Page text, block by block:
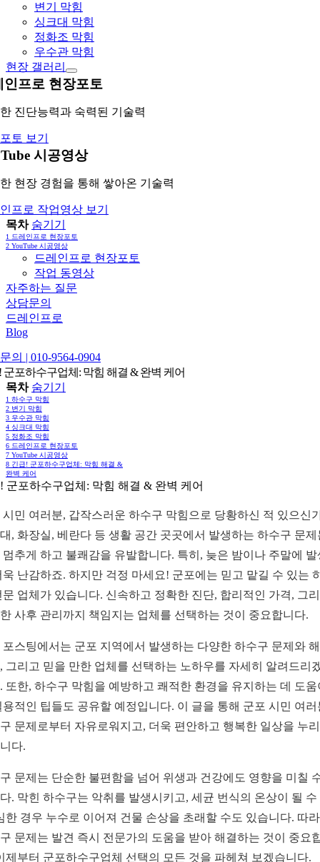
변기 막힘
싱크대 막힘
정화조 막힘
우수관 막힘
현장 갤러리
인프로 현장포토
진단능력과 숙력된 기술력
토 보기
시공영상
현장 경험을 통해 쌓아온 기술력
프로 작업영상 보기
목차 숨기기
1 드레인프로 현장포토
2 YouTube 시공영상
드레인프로 현장포토
작업 동영상
자주하는 질문
상담문의
드레인프로
Blog
의 | 010-9564-0904
군포하수구업체: 막힘 해결 & 완벽 케어
목차 숨기기
1 하수구 막힘
2 변기 막힘
3 우수관 막힘
4 싱크대 막힘
5 정화조 막힘
6 드레인프로 현장포토
7 YouTube 시공영상
8 긴급! 군포하수구업체: 막힘 해결 &
완벽 케어
군포하수구업체: 막힘 해결 & 완벽 케어
시민 여러분, 갑작스러운 하수구 막힘으로 당황하신 적 있으신
, 화장실, 베란다 등 생활 공간 곳곳에서 발생하는 하수구 문제
멈추게 하고 불쾌감을 유발합니다. 특히, 늦은 밤이나 주말에 발
욱 난감하죠. 하지만 걱정 마세요! 군포에는 믿고 맡길 수 있는
문 업체가 있습니다. 신속하고 정확한 진단, 합리적인 가격, 그
사후 관리까지 책임지는 업체를 선택하는 것이 중요합니다.
포스팅에서는 군포 지역에서 발생하는 다양한 하수구 문제와
그리고 믿을 만한 업체를 선택하는 노하우를 자세히 알려드리
또한, 하수구 막힘을 예방하고 쾌적한 환경을 유지하는 데 도움
용적인 팁들도 공유할 예정입니다. 이 글을 통해 군포 시민 여러
문제로부터 자유로워지고, 더욱 편안하고 행복한 일상을 누
다.
문제는 단순한 불편함을 넘어 위생과 건강에도 영향을 미칠
. 막힌 하수구는 악취를 발생시키고, 세균 번식의 온상이 될 수
한 경우 누수로 이어져 건물 손상을 초래할 수도 있습니다. 따
문제는 발견 즉시 전문가의 도움을 받아 해결하는 것이 중요
제부터 군포하수구업체 선택의 모든 것을 파헤쳐 보겠습니다.